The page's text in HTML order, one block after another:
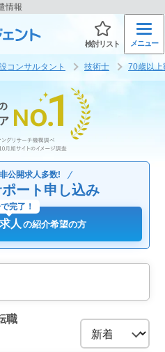
情報
検討リスト メニュー
コンサルタント 技術士 70歳以上
非公開求人多数!
ート申し込み
人 の紹介希望の方
完了！
職